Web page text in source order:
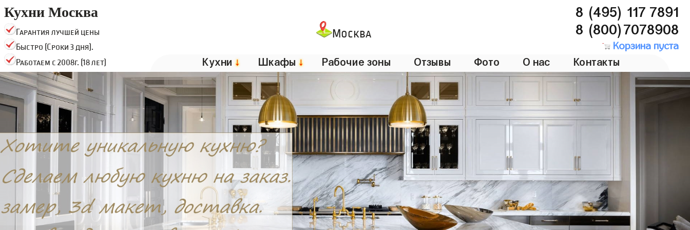
Кухни Москва
Гарантия лучшей цены
Быстро (Сроки 3 дня).
Работаем с 2008г. (18 лет)
Москва
8 (495) 117 7891
8 (800)7078908
Корзина пуста
Кухни ↓ Шкафы ↓ Рабочие зоны Отзывы Фото О нас Контакты